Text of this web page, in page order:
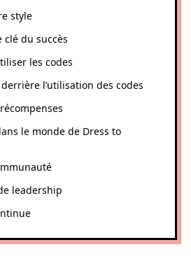
style
clé du succès
les codes
l’utilisation des codes
le monde de Dress to
leadership